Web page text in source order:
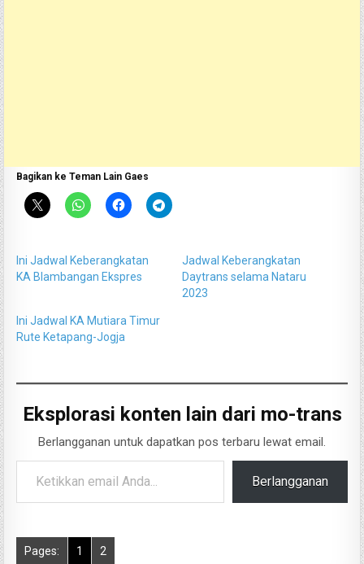
Bagikan ke Teman Lain Gaes
Ini Jadwal Keberangkatan
KA Blambangan Ekspres
Jadwal Keberangkatan
Daytrans selama Nataru
2023
Ini Jadwal KA Mutiara Timur
Rute Ketapang-Jogja
Eksplorasi konten lain dari mo-trans
Berlangganan untuk dapatkan pos terbaru lewat email.
Ketikkan email Anda...
Berlangganan
Pages: 1 2